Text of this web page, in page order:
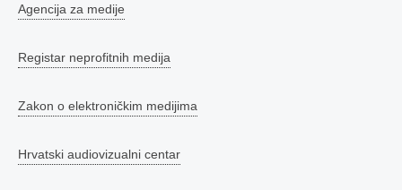
Agencija za medije
Registar neprofitnih medija
Zakon o elektroničkim medijima
Hrvatski audiovizualni centar